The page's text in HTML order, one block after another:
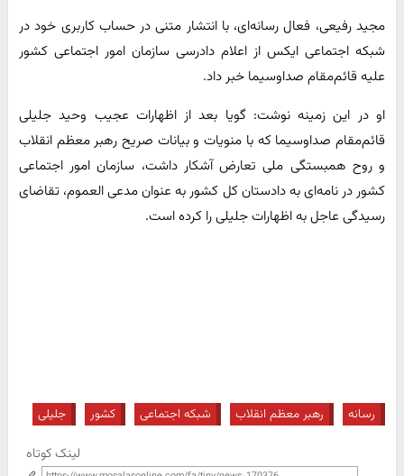
مجید رفیعی، فعال رسانه‌ای، با انتشار متنی در حساب کاربری خود در
شبکه اجتماعی ایکس از اعلام دادرسی سازمان امور اجتماعی کشور
علیه قائم‌مقام صداوسیما خبر داد.
او در این زمینه نوشت: گویا بعد از اظهارات عجیب وحید جلیلی
قائم‌مقام صداوسیما که با منویات و بیانات صریح رهبر معظم انقلاب
و روح همبستگی ملی تعارض آشکار داشت، سازمان امور اجتماعی
کشور در نامه‌ای به دادستان کل کشور به عنوان مدعی العموم، تقاضای
رسیدگی عاجل به اظهارات جلیلی را کرده است.
رسانه رهبر معظم انقلاب شبکه اجتماعی کشور جلیلی
لینک کوتاه